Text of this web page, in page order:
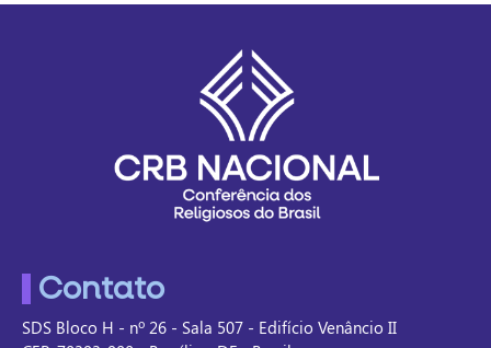
Contato
SDS Bloco H - nº 26 - Sala 507 - Edifício Venâncio II